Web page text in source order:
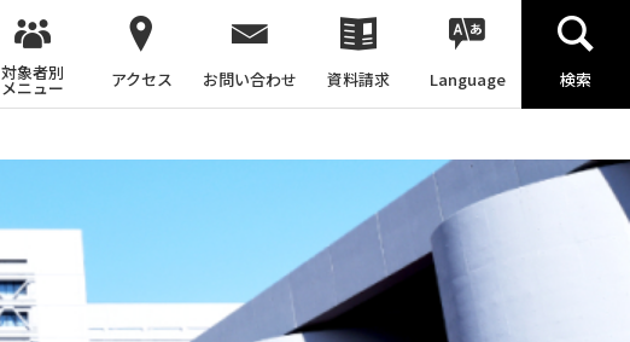
対象者別
メニュー アクセス お問い合わせ 資料請求 Language 検索